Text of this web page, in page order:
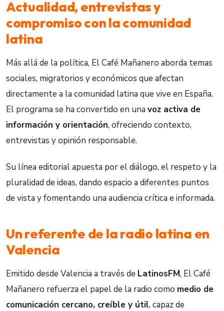
Actualidad, entrevistas y
compromiso con la comunidad
latina
Más allá de la política, El Café Mañanero aborda temas
sociales, migratorios y económicos que afectan
directamente a la comunidad latina que vive en España.
El programa se ha convertido en una voz activa de
información y orientación, ofreciendo contexto,
entrevistas y opinión responsable.
Su línea editorial apuesta por el diálogo, el respeto y la
pluralidad de ideas, dando espacio a diferentes puntos
de vista y fomentando una audiencia crítica e informada.
Un referente de la radio latina en
Valencia
Emitido desde Valencia a través de LatinosFM, El Café
Mañanero refuerza el papel de la radio como medio de
comunicación cercano, creíble y útil, capaz de